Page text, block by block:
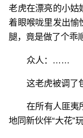
老虎在漂亮的小姑
着眼喉咙里发出愉
腿，竟是做了个乖
众人：……
这老虎被调了
在所有人匪夷
地同新伙伴“大花”